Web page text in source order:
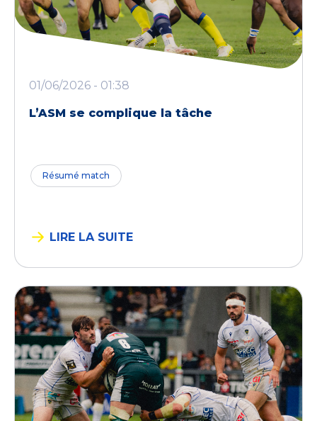
01/06/2026 - 01:38
L’ASM se complique la tâche
Résumé match
LIRE LA SUITE